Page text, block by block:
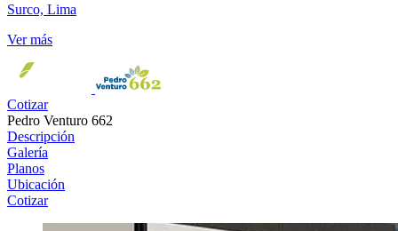
Surco, Lima
Ver más
Cotizar
Pedro Venturo 662
Descripción
Galería
Planos
Ubicación
Cotizar